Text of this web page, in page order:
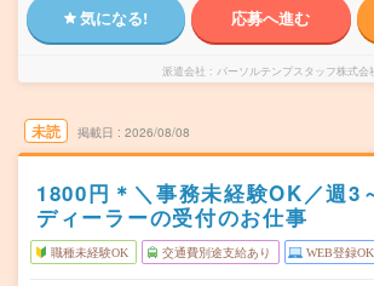
気になる! 応募へ進む
派遣会社 パーソルテンプスタッフ株式会
未読 掲載日 2026/08/08
1800円＊＼事務未経験OK／週3
ディーラーの受付のお仕事
職種未経験OK 交通費別途支給あり WEB登録OK